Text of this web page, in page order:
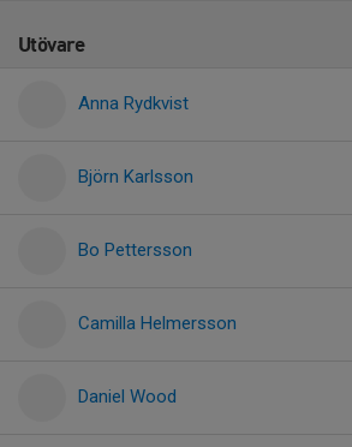
Utövare
Anna Rydkvist
Björn Karlsson
Bo Pettersson
Camilla Helmersson
Daniel Wood